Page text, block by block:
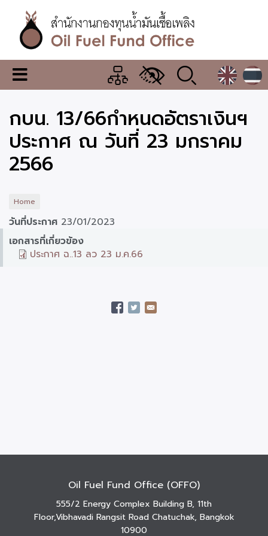
content
สำนักงาน
กองทุน
น้ำมัน
เชื้อ
เพลิง
เมนู
เปลี่ยน
แสดง
ผล
กบน. 13/66กำหนดอัตราเงินฯ
ประกาศ ณ วันที่ 23 มกราคม
2566
Home
วันที่ประกาศ 23/01/2023
เอกสารที่เกี่ยวข้อง
ประกาศ ฉ..13 ลว 23 ม.ค.66
Oil Fuel Fund Office (OFFO)
555/2 Energy Complex Building B, 11th
Floor,Vibhavadi Rangsit Road Chatuchak, Bangkok
10900